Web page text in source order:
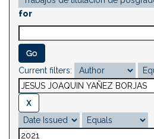
for
Current filters: